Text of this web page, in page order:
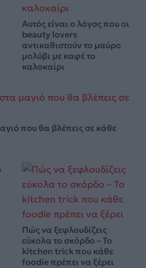
Αυτός είναι ο λόγος που οι
beauty lovers
αντικαθιστούν το μαύρο
μολύβι με καφέ το
καλοκαίρι
που θα βλέπεις σε κάθε
Πώς να ξεφλουδίζεις
εύκολα το σκόρδο – Το
kitchen trick που κάθε
foodie πρέπει να ξέρει